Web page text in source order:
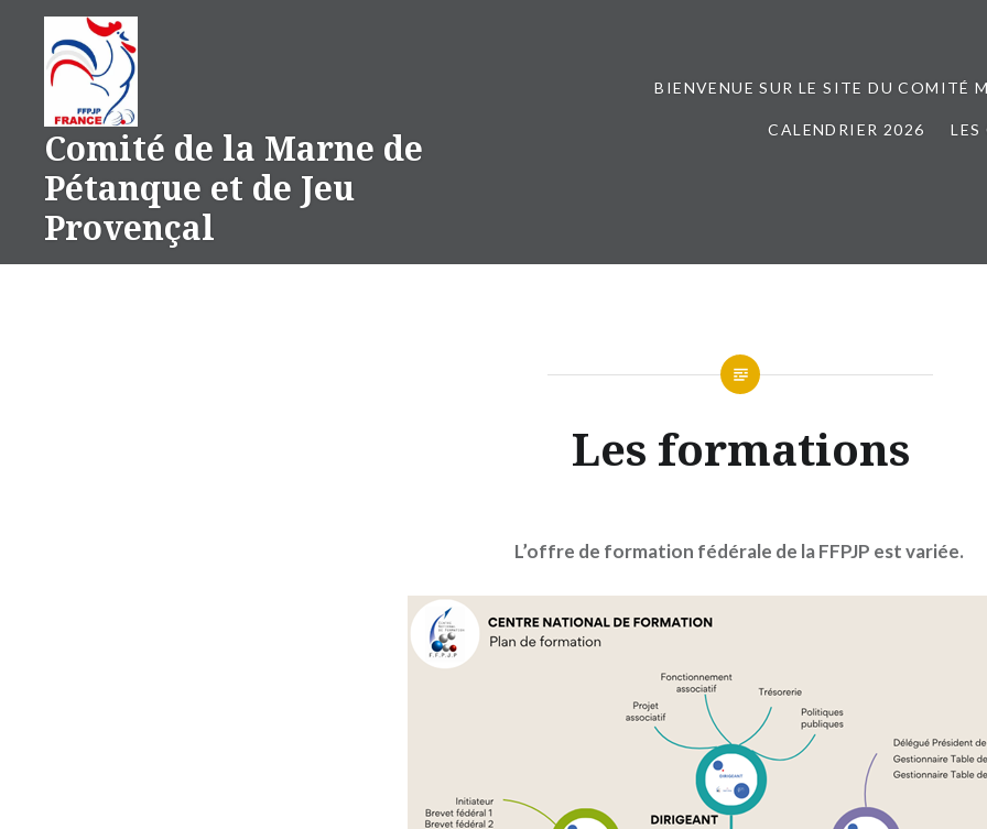
contenu
Comité de la Marne de
Pétanque et de Jeu
Provençal
BIENVENUE SUR LE SITE DU COMITÉ
CALENDRIER 2026
Les formations
L’offre de formation fédérale de la FFPJP est variée.